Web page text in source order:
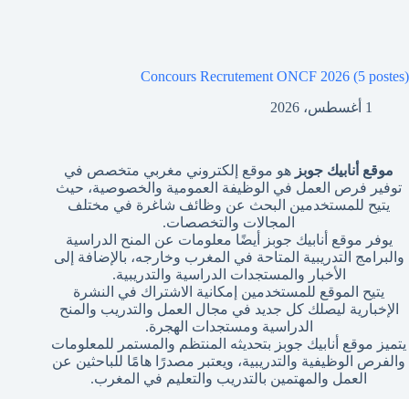
Concours Recrutement ONCF 2026 (5 postes)
1 أغسطس، 2026
موقع أنابيك جوبز هو موقع إلكتروني مغربي متخصص في
توفير فرص العمل في الوظيفة العمومية والخصوصية، حيث
يتيح للمستخدمين البحث عن وظائف شاغرة في مختلف
المجالات والتخصصات.
يوفر موقع أنابيك جوبز أيضًا معلومات عن المنح الدراسية
والبرامج التدريبية المتاحة في المغرب وخارجه، بالإضافة إلى
الأخبار والمستجدات الدراسية والتدريبية.
يتيح الموقع للمستخدمين إمكانية الاشتراك في النشرة
الإخبارية ليصلك كل جديد في مجال العمل والتدريب والمنح
الدراسية ومستجدات الهجرة.
يتميز موقع أنابيك جوبز بتحديثه المنتظم والمستمر للمعلومات
والفرص الوظيفية والتدريبية، ويعتبر مصدرًا هامًا للباحثين عن
العمل والمهتمين بالتدريب والتعليم في المغرب.